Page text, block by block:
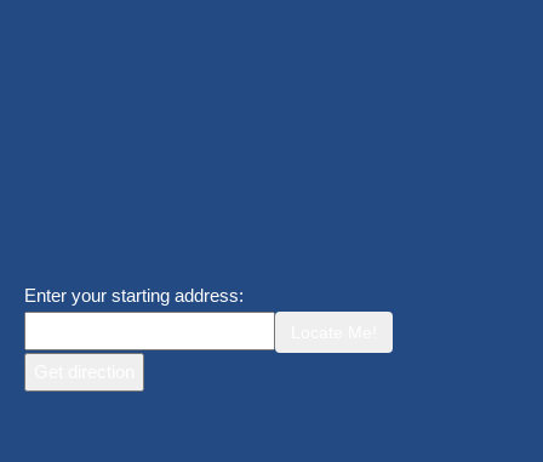
Enter your starting address: